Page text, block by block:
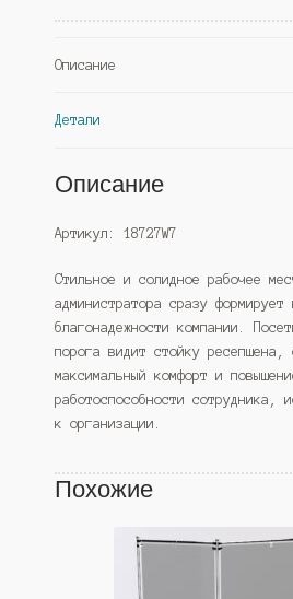
Описание
Детали
Описание
Артикул: 18727W7
Стильное и солидное рабочее
администратора сразу формирует
благонадежности компании.
порога видит стойку ресепшена,
максимальный комфорт и
работоспособности сотрудника,
к организации.
Похожие